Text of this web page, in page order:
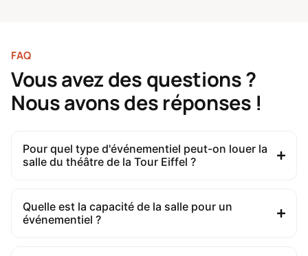
FAQ
Vous avez des questions ?
Nous avons des réponses !
Pour quel type d'événementiel peut-on louer la
salle du théâtre de la Tour Eiffel ?
Quelle est la capacité de la salle pour un
événementiel ?